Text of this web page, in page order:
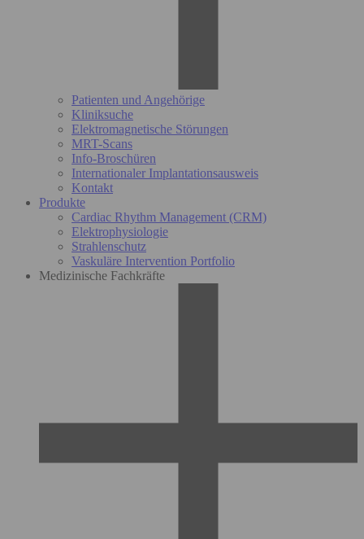
Patienten und Angehörige
Kliniksuche
Elektromagnetische Störungen
MRT-Scans
Info-Broschüren
Internationaler Implantationsausweis
Kontakt
Produkte
Cardiac Rhythm Management (CRM)
Elektrophysiologie
Strahlenschutz
Vaskuläre Intervention Portfolio
Medizinische Fachkräfte